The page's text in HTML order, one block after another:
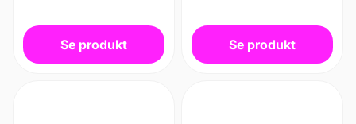
Se produkt Se produkt